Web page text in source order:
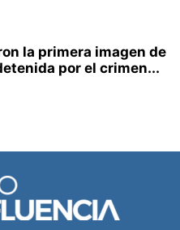
la primera imagen de
por el crimen...